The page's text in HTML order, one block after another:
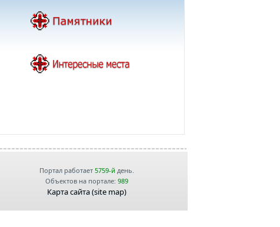
Портал работает 5759-йдень.
Объектов на портале: 989
Карта сайта (site map)